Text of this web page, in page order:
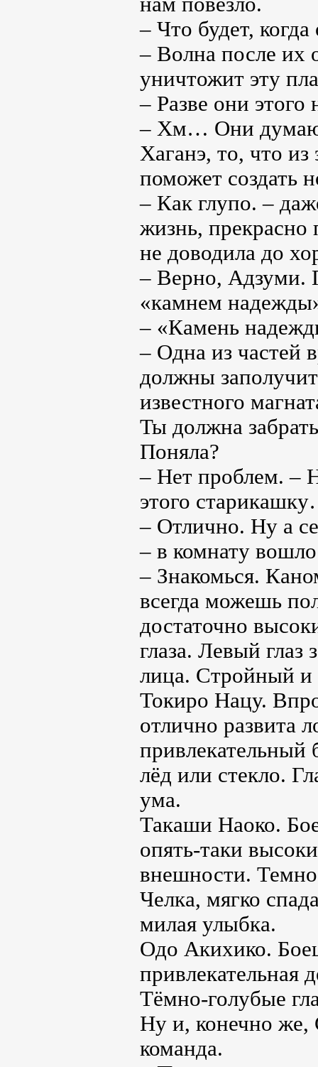
– Что будет,
– Волна после их
уничтожит эту
– Разве они
– Хм… Они
Хаганэ, то, что из
поможет создать
– Как глупо. –
жизнь, прекрасно
не доводила до
– Верно, Адзуми.
«камнем
– «Камень
– Одна из частей
должны
известного
Ты должна
Поняла?
– Нет проблем. –
этого
– Отлично. Ну а
– в комнату
– Знакомься.
всегда можешь
достаточно
глаза. Левый глаз
лица. Стройный и
Токиро Нацу.
отлично развита
привлекательный
лёд или стекло.
ума.
Такаши Наоко.
опять-таки
внешности.
Челка, мягко
милая улыбка.
Одо Акихико.
Тёмно-голубые
Ну и, конечно же,
команда.